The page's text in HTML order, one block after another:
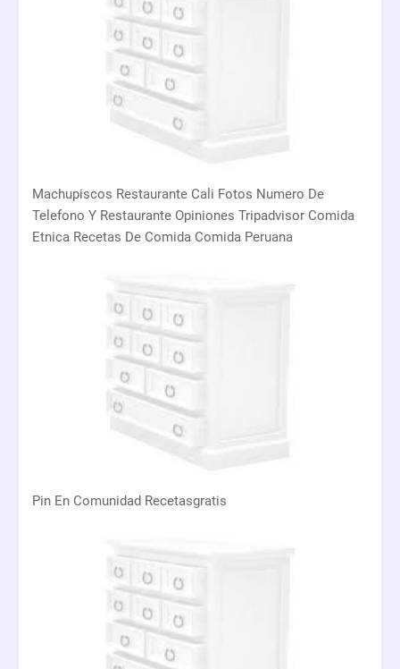
Machupiscos Restaurante Cali Fotos Numero De
Telefono Y Restaurante Opiniones Tripadvisor Comida
Etnica Recetas De Comida Comida Peruana
Pin En Comunidad Recetasgratis